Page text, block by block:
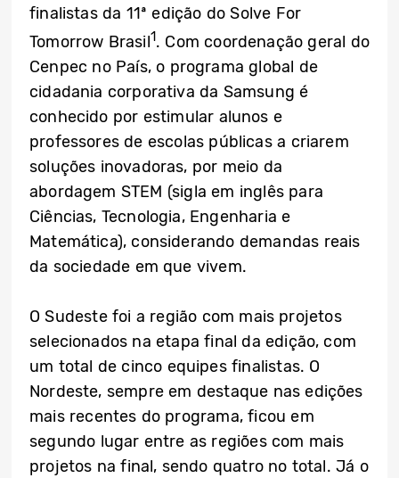
finalistas da 11ª edição do Solve For
Tomorrow Brasil1. Com coordenação geral do
Cenpec no País, o programa global de
cidadania corporativa da Samsung é
conhecido por estimular alunos e
professores de escolas públicas a criarem
soluções inovadoras, por meio da
abordagem STEM (sigla em inglês para
Ciências, Tecnologia, Engenharia e
Matemática), considerando demandas reais
da sociedade em que vivem.
O Sudeste foi a região com mais projetos
selecionados na etapa final da edição, com
um total de cinco equipes finalistas. O
Nordeste, sempre em destaque nas edições
mais recentes do programa, ficou em
segundo lugar entre as regiões com mais
projetos na final, sendo quatro no total. Já o